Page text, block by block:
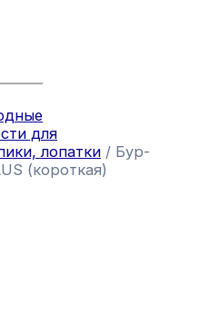
для
лопатки / Бур-
(короткая)